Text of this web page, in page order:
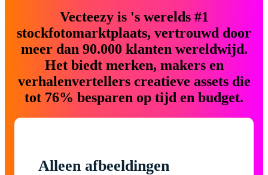
Vecteezy is 's werelds #1
stockfotomarktplaats, vertrouwd door
meer dan 90.000 klanten wereldwijd.
Het biedt merken, makers en
verhalenvertellers creatieve assets die
tot 76% besparen op tijd en budget.
Alleen afbeeldingen